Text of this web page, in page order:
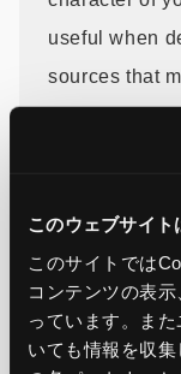
このウェブサイ
このサイトでは
コンテンツの表
っています。ま
いても情報を収
useful when
sources that
integrations
To learn
integration,
forAmazon